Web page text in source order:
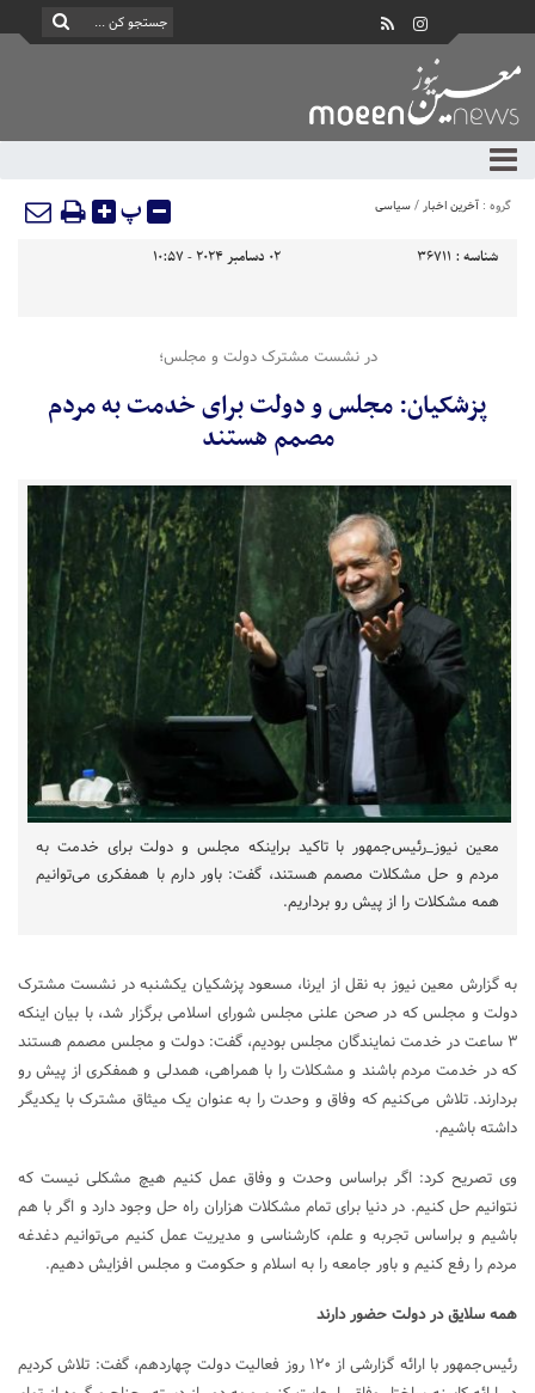
گروه : آخرین اخبار/سیاسی پ
شناسه : 36711 02 دسامبر 2024 - 10:57
در نشست مشترک دولت و مجلس؛
پزشکیان: مجلس و دولت برای خدمت به مردم
مصمم هستند
معین نیوز_رئیس‌جمهور با تاکید براینکه مجلس و دولت برای خدمت به
مردم و حل مشکلات مصمم هستند، گفت: باور دارم با همفکری می‌توانیم
همه مشکلات را از پیش رو برداریم.
به گزارش معین نیوز به نقل از ایرنا، مسعود پزشکیان یکشنبه در نشست مشترک
دولت و مجلس که در صحن علنی مجلس شورای اسلامی برگزار شد، با بیان اینکه
۳ ساعت در خدمت نمایندگان مجلس بودیم، گفت: دولت و مجلس مصمم هستند
که در خدمت مردم باشند و مشکلات را با همراهی، همدلی و همفکری از پیش رو
بردارند. تلاش می‌کنیم که وفاق و وحدت را به عنوان یک میثاق مشترک با یکدیگر
داشته باشیم.
وی تصریح کرد: اگر براساس وحدت و وفاق عمل کنیم هیچ مشکلی نیست که
نتوانیم حل کنیم. در دنیا برای تمام مشکلات هزاران راه حل وجود دارد و اگر با هم
باشیم و براساس تجربه و علم، کارشناسی و مدیریت عمل کنیم می‌توانیم دغدغه
مردم را رفع کنیم و باور جامعه را به اسلام و حکومت و مجلس افزایش دهیم.
همه سلایق در دولت حضور دارند
رئیس‌جمهور با ارائه گزارشی از ۱۲۰ روز فعالیت دولت چهاردهم، گفت: تلاش کردیم